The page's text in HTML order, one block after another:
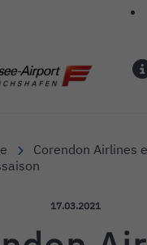
Corendon Airlines
Veröffentlicht am:
17.03.2021